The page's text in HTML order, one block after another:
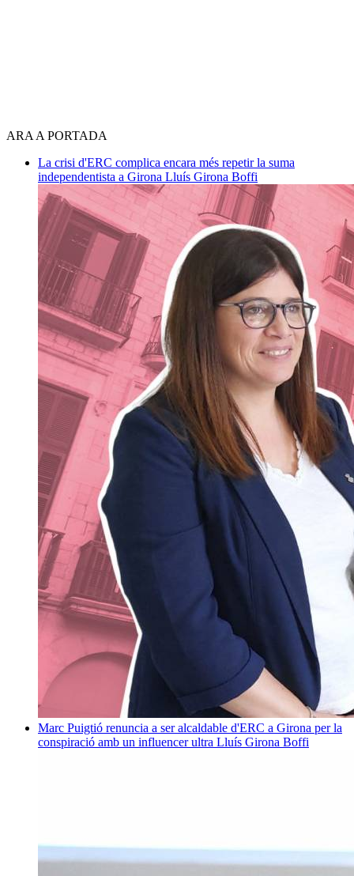
ARA A PORTADA
La crisi d'ERC complica encara més repetir la suma
independentista a Girona Lluís Girona Boffi
Marc Puigtió renuncia a ser alcaldable d'ERC a Girona per la
conspiració amb un influencer ultra Lluís Girona Boffi